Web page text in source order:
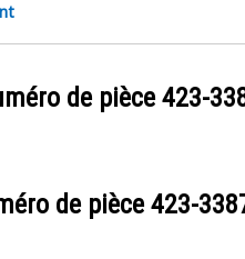
de pièce 423-
de pièce 423-